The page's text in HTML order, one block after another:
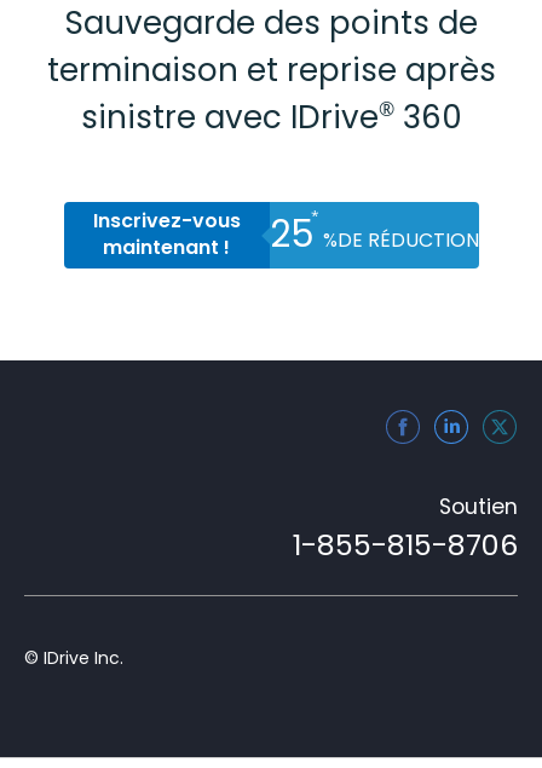
Sauvegarde des points de
terminaison et reprise après
sinistre avec IDrive®360
Inscrivez-vous
maintenant !
25*
%DE RÉDUCTION
Soutien
1-855-815-8706
© IDrive Inc.